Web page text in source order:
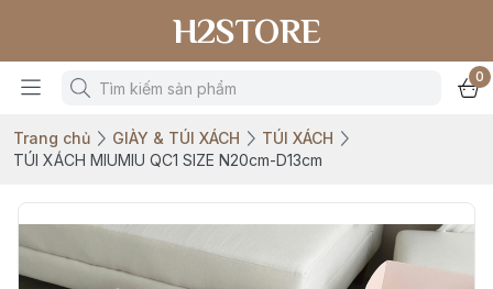
H2STORE
0
Trang chủ GIÀY & TÚI XÁCH
TÚI XÁCH
TÚI XÁCH MIUMIU QC1 SIZE N20cm-D13cm